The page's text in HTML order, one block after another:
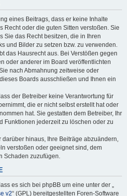
eines Beitrags, dass er keine Inhalte
Recht oder die guten Sitten verstoßen. Sie
Sie das Recht besitzen, die in Ihren
und Bilder zu setzen bzw. zu verwenden.
das Hausrecht aus. Bei Verstößen gegen
oder anderer im Board veröffentlichten
nach Abmahnung zeitweise oder
Boards ausschließen und Ihnen ein
der Betreiber keine Verantwortung für
die er nicht selbst erstellt hat oder
hat. Sie gestatten dem Betreiber, Ihr
Funktionen jederzeit zu löschen oder zu
hinaus, Ihre Beiträge abzuändern,
verstoßen oder geeignet sind, dem
Schaden zuzufügen.
es sich bei phpBB um eine unter der „
v2“ (GPL) bereitgestellten Foren-Software